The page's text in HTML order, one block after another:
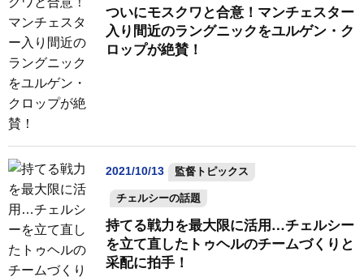
ついにモスクワと合意！マンチェスター
入り間近のラングニックをユルゲン・ク
ロップが絶賛！
2021/10/13 監督トピックス
チェルシーの話題
持てる戦力を最大限に活用…チェルシー
を立て直したトゥヘルのチームづくりと
采配に拍手！